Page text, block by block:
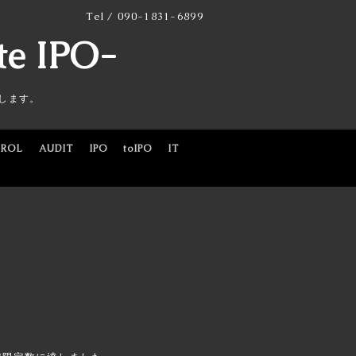
Tel / 090-1831-6899
IPO-
す。
AUDIT IPO toIPO
IT